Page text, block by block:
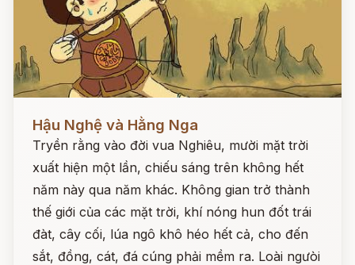
Hậu Nghệ và Hằng Nga
Tryền rằng vào đời vua Nghiêu, mười mặt trời
xuất hiện một lần, chiếu sáng trên không hết
năm này qua năm khác. Không gian trở thành
thế giới của các mặt trời, khí nóng hun đốt trái
đàt, cây cối, lúa ngô khô héo hết cả, cho đến
sắt, đồng, cát, đá cúng phải mềm ra. Loài ngưòi